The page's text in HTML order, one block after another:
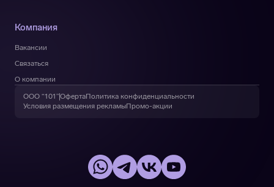
Компания
Вакансии
Связаться
О компании
ООО “101”ОфертаПолитика конфиденциальности
Условия размещения рекламыПромо-акции